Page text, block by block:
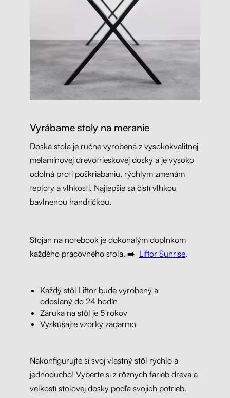
Vyrábame stoly na meranie
Doska stola je ručne vyrobená z vysokokvalitnej
melamínovej drevotrieskovej dosky a je vysoko
odolná proti poškriabaniu, rýchlym zmenám
teploty a vlhkosti. Najlepšie sa čistí vlhkou
bavlnenou handričkou.
Stojan na notebook je dokonalým doplnkom
každého pracovného stola. ➡️ Liftor Sunrise.
Každý stôl Liftor bude vyrobený a
odoslaný do 24 hodín
Záruka na stôl je 5 rokov
Vyskúšajte vzorky zadarmo
Nakonfigurujte si svoj vlastný stôl rýchlo a
jednoducho! Vyberte si z rôznych farieb dreva a
veľkostí stolovej dosky podľa svojich potrieb.